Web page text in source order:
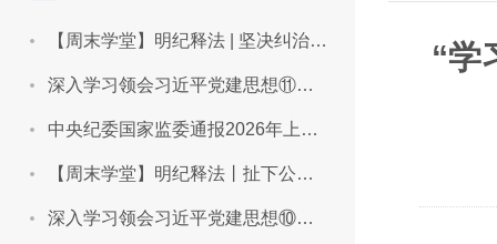
【周末学堂】明纪释法 | 坚决纠治“形象工程”“政绩工程”
深入学习领会习近平党建思想⑪坚持用严明的纪律管全党治全党
中央纪委国家监委通报2026年上半年全国纪检监察机关监督检查审查调查情况
【周末学堂】明纪释法丨扯下公款旅游的“隐身衣”
深入学习领会习近平党建思想⑩坚持推进作风建设常态化长效化
“学